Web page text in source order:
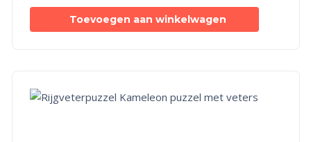
Toevoegen aan winkelwagen